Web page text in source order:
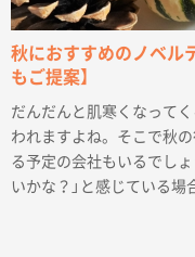
秋におすすめのノベル
もご提案】
だんだんと肌寒くなって
われますよね。そこで秋
る予定の会社もいるでし
いかな？」と感じている